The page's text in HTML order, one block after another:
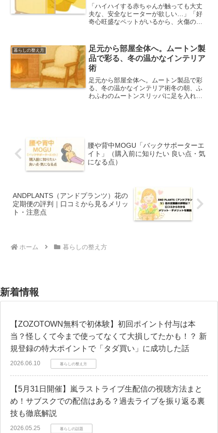
「ハイハイする赤ちゃんが触っても大丈
夫な、安全なヒーターが欲しい…」「好
奇心旺盛なペットがいるから、火傷の心
燥しないものがいいな。」そんな、「安
全性」と「快適性」を何よ...
暮らしの整え方
足元から部屋全体へ。ムートン製
品で彩る、冬の温かなインテリア
術
足元から部屋全体へ。ムートン製品で彩
る、冬の温かなインテリア術冬の朝、ふ
わふわのムートンスリッパに足を入れる
腰や背中MOGU「バックサポーターエ
イト」（購入前に知りたい 良い点・気
になる点）
ANDPLANTS（アンドプランツ）花の
定期便の評判｜口コミから見るメリッ
ト・注意点
ホーム 暮らしの整え方
新着情報
【ZOZOTOWN無料で初体験】初回ポイント付与は本
当？怪しくて今まで使ってなくて大損してたかも！？ 新
規登録の特大ポイントで「タダ買い」に成功した話
2026.06.10 暮らしの整え方
【5月31日開催】嵐ラストライブ生配信の視聴方法まと
め！サブスクでの配信はある？過去ライブを振り返る裏
技も徹底解説
2026.05.25 暮らしの話題